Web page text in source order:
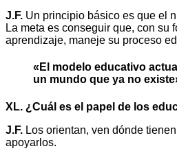
J.F. Un principio básico es que el
La meta es conseguir que, con su
aprendizaje, maneje su proceso
«El modelo educativo
un mundo que ya no
XL. ¿Cuál es el papel de los
J.F. Los orientan, ven dónde
apoyarlos.